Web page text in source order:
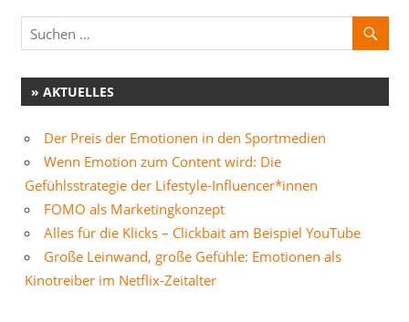
» AKTUELLES
Der Preis der Emotionen in den Sportmedien
Wenn Emotion zum Content wird: Die
Gefühlsstrategie der Lifestyle-Influencer*innen
FOMO als Marketingkonzept
Alles für die Klicks – Clickbait am Beispiel YouTube
Große Leinwand, große Gefühle: Emotionen als
Kinotreiber im Netflix-Zeitalter